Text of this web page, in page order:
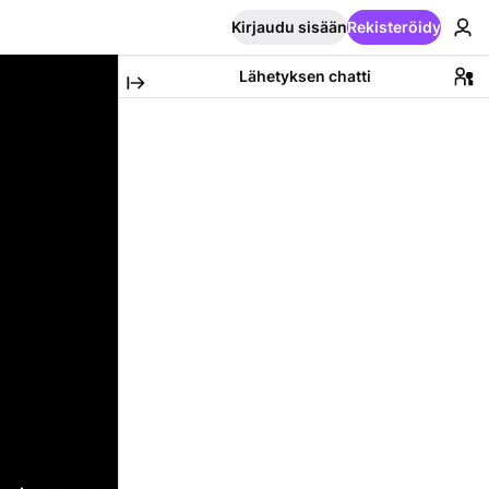
Kirjaudu sisäänRekisteröidy
Lähetyksen chatti